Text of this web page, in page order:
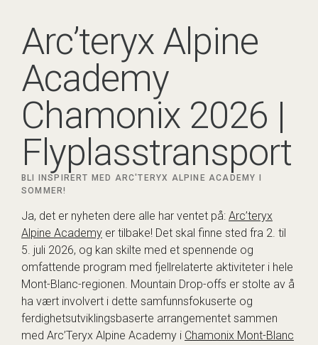
Arc’teryx Alpine
Academy
Chamonix 2026 |
Flyplasstransport
BLI INSPIRERT MED ARC'TERYX ALPINE ACADEMY I
SOMMER!
Ja, det er nyheten dere alle har ventet på: Arc’teryx
Alpine Academy er tilbake! Det skal finne sted fra 2. til
5. juli 2026, og kan skilte med et spennende og
omfattende program med fjellrelaterte aktiviteter i hele
Mont-Blanc-regionen. Mountain Drop-offs er stolte av å
ha vært involvert i dette samfunnsfokuserte og
ferdighetsutviklingsbaserte arrangementet sammen
med Arc’Teryx Alpine Academy i Chamonix Mont-Blanc